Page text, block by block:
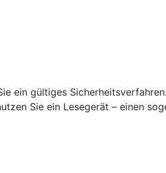
ein gültiges
Sie ein Lesegerät – einen